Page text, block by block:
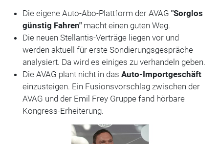
Die eigene Auto-Abo-Plattform der AVAG "Sorglos
günstig Fahren" macht einen guten Weg.
Die neuen Stellantis-Verträge liegen vor und
werden aktuell für erste Sondierungsgespräche
analysiert. Da wird es einiges zu verhandeln geben.
Die AVAG plant nicht in das Auto-Importgeschäft
einzusteigen. Ein Fusionsvorschlag zwischen der
AVAG und der Emil Frey Gruppe fand hörbare
Kongress-Erheiterung.